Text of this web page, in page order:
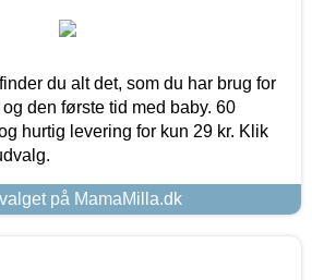
du alt det, som du har brug for
den første tid med baby. 60
hurtig levering for kun 29 kr. Klik
på MamaMilla.dk